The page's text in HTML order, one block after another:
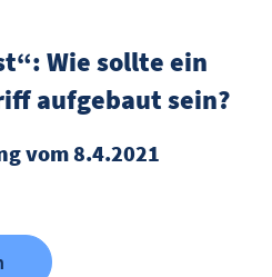
Wie sollte ein
aufgebaut sein?
vom 8.4.2021